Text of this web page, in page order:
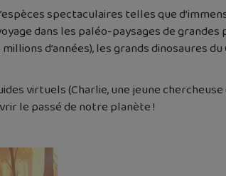
spectaculaires telles que
dans les paléo-paysages de grandes
d’années), les grands dinosaures
virtuels (Charlie, une jeune
le passé de notre planète !